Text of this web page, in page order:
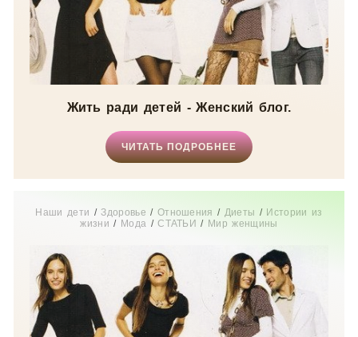
Жить ради детей - Женский блог.
ЧИТАТЬ ПОДРОБНЕЕ
Наши дети /Здоровье / Отношения / Диеты / Истории из
жизни / Мода /СТАТЬИ / Мир женщины